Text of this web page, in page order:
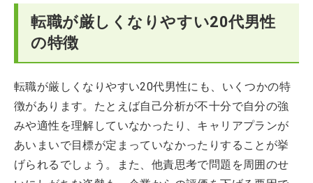
転職が厳しくなりやすい20代男性
の特徴
転職が厳しくなりやすい20代男性にも、いくつかの特
徴があります。たとえば自己分析が不十分で自分の強
みや適性を理解していなかったり、キャリアプランが
あいまいで目標が定まっていなかったりすることが挙
げられるでしょう。また、他責思考で問題を周囲のせ